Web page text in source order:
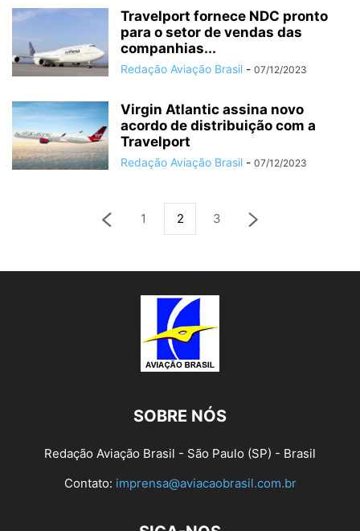
Travelport fornece NDC pronto
para o setor de vendas das
companhias...
Redação Aviação Brasil - 07/12/2023
Virgin Atlantic assina novo
acordo de distribuição com a
Travelport
Redação Aviação Brasil - 07/12/2023
1 2 3
SOBRE NÓS
Redação Aviação Brasil - São Paulo (SP) - Brasil
Contato: imprensa@aviacaobrasil.com.br